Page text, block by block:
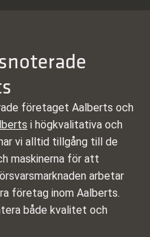
företaget Aalberts och
i högkvalitativa och
vi alltid tillgång till de
maskinerna för att
arbetar
företag inom Aalberts.
både kvalitet och